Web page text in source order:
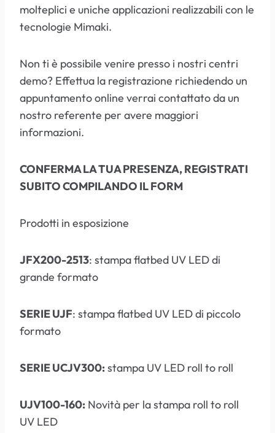
molteplici e uniche applicazioni realizzabili con le
tecnologie Mimaki.
Non ti è possibile venire presso i nostri centri
demo? Effettua la registrazione richiedendo un
appuntamento online verrai contattato da un
nostro referente per avere maggiori
informazioni.
CONFERMA LA TUA PRESENZA, REGISTRATI
SUBITO COMPILANDO IL FORM
Prodotti in esposizione
JFX200-2513: stampa flatbed UV LED di
grande formato
SERIE UJF: stampa flatbed UV LED di piccolo
formato
SERIE UCJV300:stampa UV LED roll to roll
UJV100-160: Novità per la stampa roll to roll
UV LED